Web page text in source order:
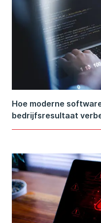
Hoe moderne
bedrijfsresultaat